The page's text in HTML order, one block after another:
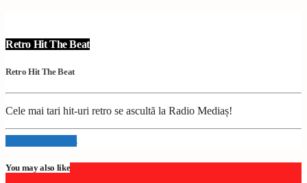
Retro Hit The Beat
Retro Hit The Beat
Cele mai tari hit-uri retro se ascultă la Radio Mediaș!
Info and episodes
You may also like